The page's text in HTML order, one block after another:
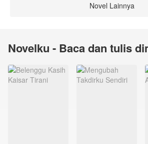
Novel Lainnya
Novelku - Baca dan tulis